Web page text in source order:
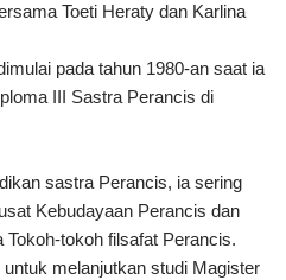
Toeti Heraty dan Karlina
pada tahun 1980-an saat ia
III Sastra Perancis di
sastra Perancis, ia sering
Kebudayaan Perancis dan
tokoh filsafat Perancis.
melanjutkan studi Magister